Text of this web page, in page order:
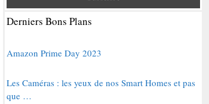
Derniers Bons Plans
Amazon Prime Day 2023
Les Caméras : les yeux de nos Smart Homes et pas
que …